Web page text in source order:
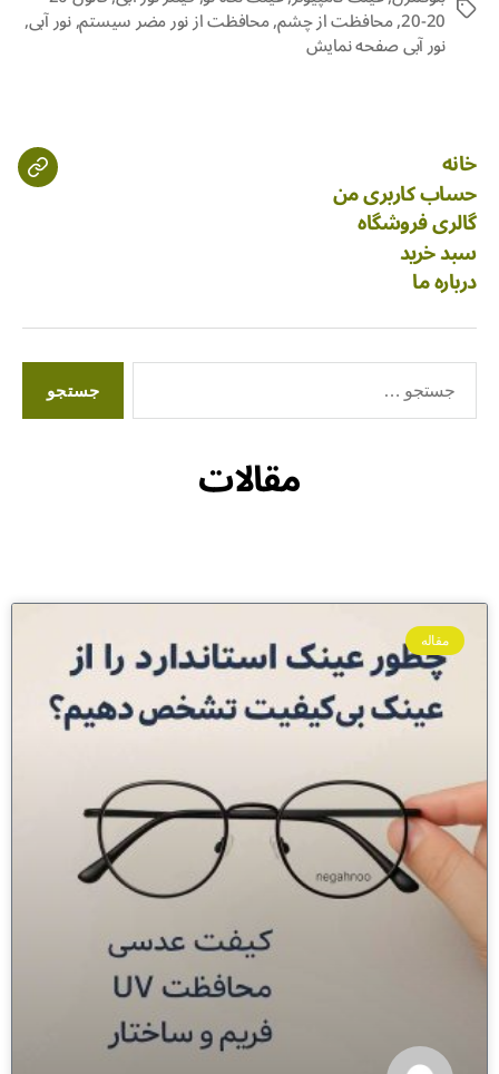
20-20
,محافظت از چشم,محافظت از نور مضر سیستم,نور آبی,
نور آبی صفحه نمایش
خانه
حساب کاربری من
گالری فروشگاه
سبد خرید
درباره ما
مقالات
مقاله